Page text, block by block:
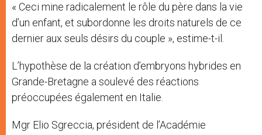
« Ceci mine radicalement le rôle du père dans la vie
d’un enfant, et subordonne les droits naturels de ce
dernier aux seuls désirs du couple », estime-t-il.
L’hypothèse de la création d’embryons hybrides en
Grande-Bretagne a soulevé des réactions
préoccupées également en Italie.
Mgr Elio Sgreccia, président de l’Académie